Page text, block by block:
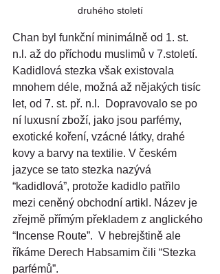
druhého století
Chan byl funkční minimálně od 1. st.
n.l. až do příchodu muslimů v 7.století.
Kadidlová stezka však existovala
mnohem déle, možná až nějakých tisíc
let, od 7. st. př. n.l.  Dopravovalo se po
ní luxusní zboží, jako jsou parfémy,
exotické koření, vzácné látky, drahé
kovy a barvy na textilie. V českém
jazyce se tato stezka nazývá
“kadidlová”, protože kadidlo patřilo
mezi ceněný obchodní artikl. Název je
zřejmě přímým překladem z anglického
“Incense Route”.  V hebrejštině ale
říkáme Derech Habsamim čili “Stezka
parfémů”.